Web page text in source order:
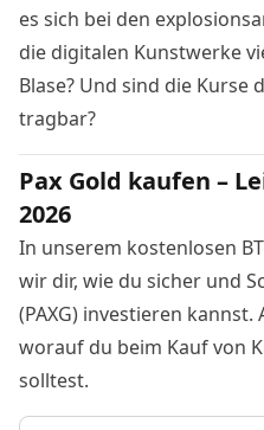
es sich bei den
die digitalen Kunstwerke v
Blase? Und sind die Kurse
tragbar?
Pax Gold kaufen –
2026
In unserem kostenlosen
wir dir, wie du sicher und
(PAXG) investieren
worauf du beim Kauf von
solltest.